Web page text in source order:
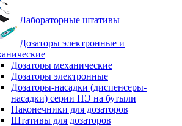
Лабораторные штативы
Дозаторы электронные и
Дозаторы механические
Дозаторы электронные
Дозаторы-насадки (диспенсеры-
насадки) серии ПЭ на бутыли
Наконечники для дозаторов
Штативы для дозаторов